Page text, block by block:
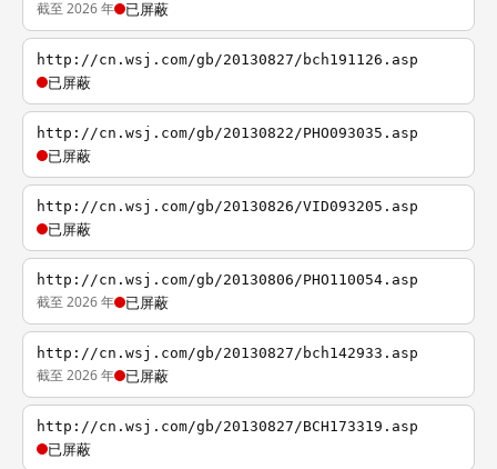
截至 2026 年 已屏蔽
http://cn.wsj.com/gb/20130827/bch191126.asp
已屏蔽
http://cn.wsj.com/gb/20130822/PHO093035.asp
已屏蔽
http://cn.wsj.com/gb/20130826/VID093205.asp
已屏蔽
http://cn.wsj.com/gb/20130806/PHO110054.asp
截至 2026 年 已屏蔽
http://cn.wsj.com/gb/20130827/bch142933.asp
截至 2026 年 已屏蔽
http://cn.wsj.com/gb/20130827/BCH173319.asp
已屏蔽